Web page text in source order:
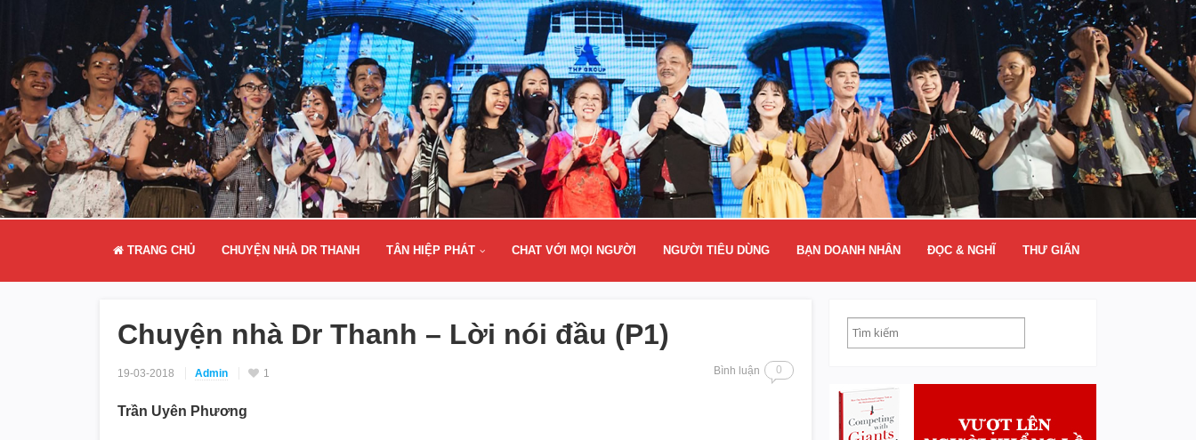
TRANG CHỦ CHUYỆN NHÀ DR THANH TÂN HIỆP PHÁT CHAT VỚI MỌI NGƯỜI NGƯỜI TIÊU DÙNG BẠN DOANH NHÂN ĐỌC & NGHĨ THƯ GIÃN
Chuyện nhà Dr Thanh – Lời nói đầu (P1)
19-03-2018 Admin 1 Bình luận 0
Trần Uyên Phương